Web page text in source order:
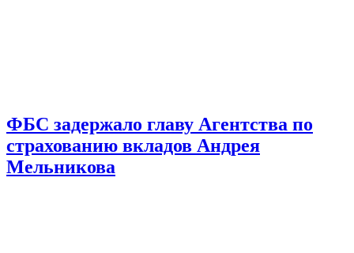
ФБС задержало главу Агентства по
страхованию вкладов Андрея
Мельникова